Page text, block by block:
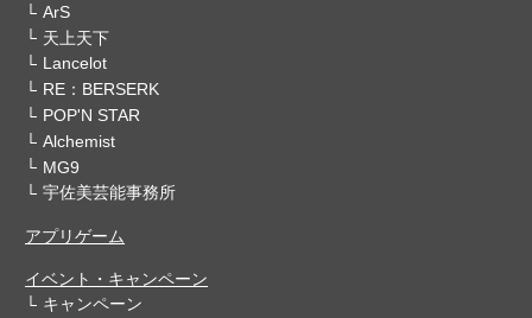
ArS
天上天下
Lancelot
RE：BERSERK
POP'N STAR
Alchemist
MG9
宇佐美芸能事務所
アプリゲーム
イベント・キャンペーン
キャンペーン